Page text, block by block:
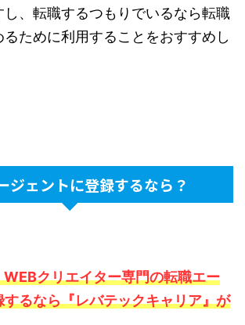
、転職するつもりでいるなら転職
ために利用することをおすすめし
ジェントに登録するなら？
クリエイター専門の転職エー
るなら『レバテックキャリア』が